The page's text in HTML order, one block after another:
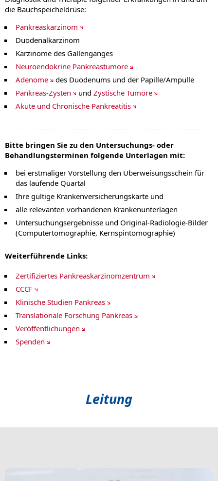
die Bauchspeicheldrüse:
Pankreaskarzinom
Duodenalkarzinom
Karzinome des Gallenganges
Neuroendokrine Pankreastumore
Adenome
des Duodenums und der Papille/Ampulle
Pankreas-Zysten
und Zystische Tumore
Akute und Chronische Pankreatitis
Bitte bringen Sie zu den Untersuchungs- oder
Behandlungsterminen folgende Unterlagen mit:
bei erstmaliger Vorstellung den Überweisungsschein für
das laufende Quartal
Ihre gültige Krankenversicherungskarte und
alle relevanten vorhandenen Krankenunterlagen
Untersuchungsergebnisse und Original-Radiologie-Bilder
(Computertomographie, Kernspintomographie)
Weiterführende Links:
Zertifiziertes Pankreaskarzinomzentrum
CCCF
Klinische Studien Pankreas
Translationale Forschung Pankreas
Veröffentlichungen
Spenden
Leitung